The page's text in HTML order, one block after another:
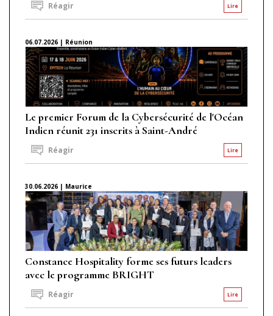
Lire
Réagir
06.07.2026 | Réunion
Le premier Forum de la Cybersécurité de l'Océan
Indien réunit 231 inscrits à Saint-André
Lire
Réagir
30.06.2026 | Maurice
Constance Hospitality forme ses futurs leaders
avec le programme BRIGHT
Lire
Réagir